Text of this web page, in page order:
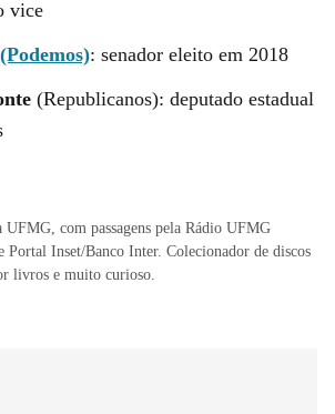
vice
: senador eleito em 2018
(Republicanos): deputado estadual
UFMG, com passagens pela Rádio UFMG
Portal Inset/Banco Inter. Colecionador de discos
livros e muito curioso.